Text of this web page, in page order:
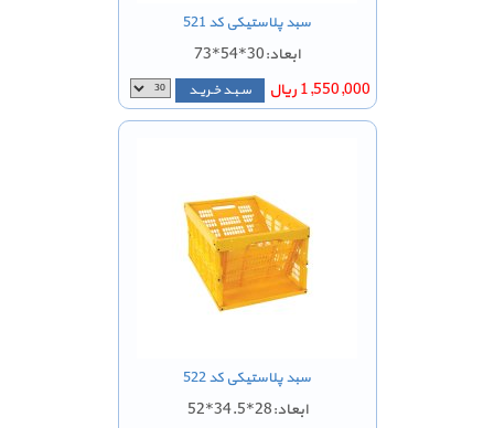
سبد پلاستیکی کد 521
ابعاد:30*54*73
1,550,000 ریال
سـبـد خـریـد
سبد پلاستیکی کد 522
ابعاد:28*34.5*52